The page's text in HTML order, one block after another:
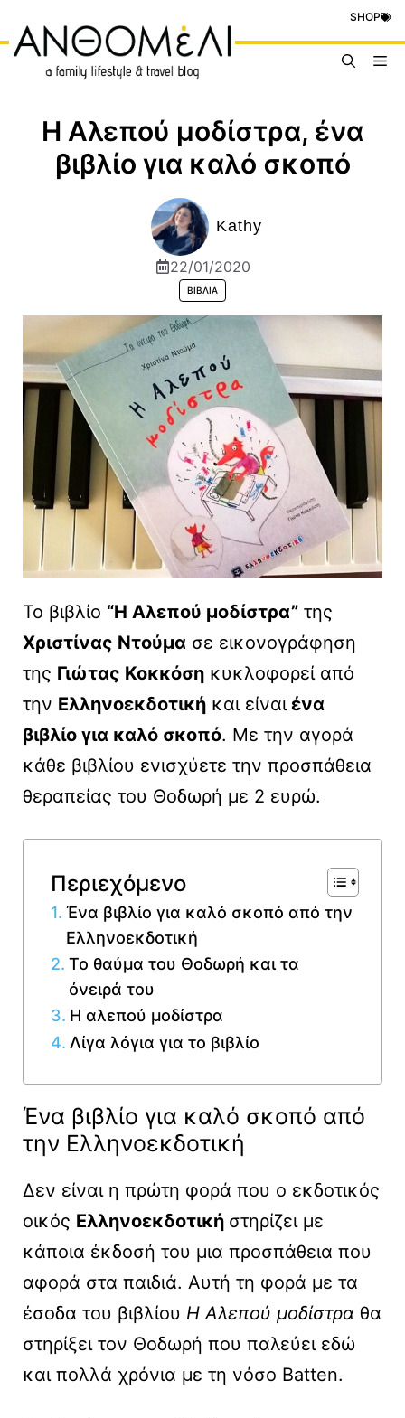
περιεχόμενο
SHOP
Η Αλεπού μοδίστρα, ένα
βιβλίο για καλό σκοπό
Kathy
22/01/2020
ΒΙΒΛΊΑ
Το βιβλίο “Η Αλεπού μοδίστρα” της
Χριστίνας Ντούμα σε εικονογράφηση
της Γιώτας Κοκκόση κυκλοφορεί από
την Ελληνοεκδοτική και είναιένα
βιβλίο για καλό σκοπό. Με την αγορά
κάθε βιβλίου ενισχύετε την προσπάθεια
θεραπείας του Θοδωρή με 2 ευρώ.
Περιεχόμενο
Ένα βιβλίο για καλό σκοπό από την
Ελληνοεκδοτική
Το θαύμα του Θοδωρή και τα
όνειρά του
Η αλεπού μοδίστρα
Λίγα λόγια για το βιβλίο
Ένα βιβλίο για καλό σκοπό από
την Ελληνοεκδοτική
Δεν είναι η πρώτη φορά που ο εκδοτικός
οικός Ελληνοεκδοτική στηρίζει με
κάποια έκδοσή του μια προσπάθεια που
αφορά στα παιδιά. Αυτή τη φορά με τα
έσοδα του βιβλίου Η Αλεπού μοδίστρα θα
στηρίξει τον Θοδωρή που παλεύει εδώ
και πολλά χρόνια με τη νόσο Batten.